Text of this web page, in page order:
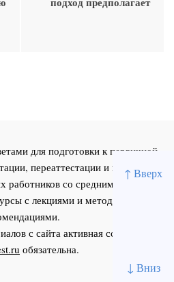
↑ Вверх
↓ Вниз
для подготовки к первичной
переаттестации и повышения
работников со средним и высшим
с лекциями и методическими
с сайта активная ссылка на
обязательна.